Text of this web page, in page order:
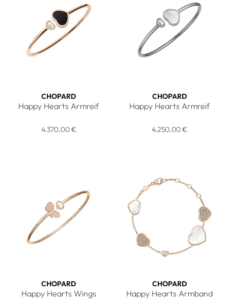
CHOPARD
Happy Hearts Armreif
4.370,00 €
CHOPARD
Happy Hearts Armreif
4.250,00 €
CHOPARD
Happy Hearts Wings
CHOPARD
Happy Hearts Armband